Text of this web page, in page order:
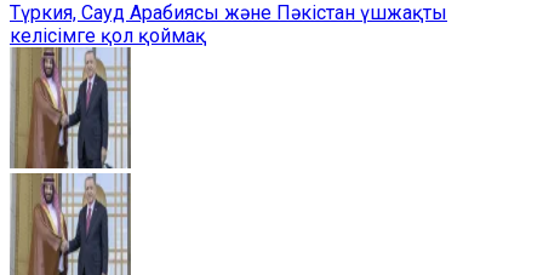
Түркия, Сауд Арабиясы және Пәкістан үшжақты
келісімге қол қоймақ